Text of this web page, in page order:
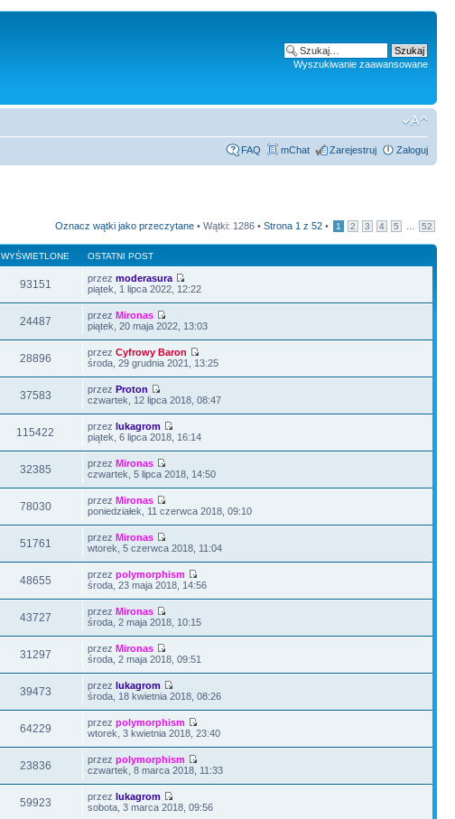
Wyszukiwanie zaawansowane
FAQ mChat Zarejestruj Zaloguj
Oznacz wątki jako przeczytane • Wątki: 1286 • Strona 1 z 52 • 1 2 3 4 5 52
WYŚWIETLONE OSTATNI POST
93151 przezmoderasura
piątek, 1 lipca 2022, 12:22
24487 przezMironas
piątek, 20 maja 2022, 13:03
28896 przezCyfrowy Baron
środa, 29 grudnia 2021, 13:25
37583 przezProton
czwartek, 12 lipca 2018, 08:47
115422 przezlukagrom
piątek, 6 lipca 2018, 16:14
32385 przezMironas
czwartek, 5 lipca 2018, 14:50
78030 przezMironas
poniedziałek, 11 czerwca 2018, 09:10
51761 przezMironas
wtorek, 5 czerwca 2018, 11:04
48655 przezpolymorphism
środa, 23 maja 2018, 14:56
43727 przezMironas
środa, 2 maja 2018, 10:15
31297 przezMironas
środa, 2 maja 2018, 09:51
39473 przezlukagrom
środa, 18 kwietnia 2018, 08:26
64229 przezpolymorphism
wtorek, 3 kwietnia 2018, 23:40
23836 przezpolymorphism
czwartek, 8 marca 2018, 11:33
59923 przezlukagrom
sobota, 3 marca 2018, 09:56